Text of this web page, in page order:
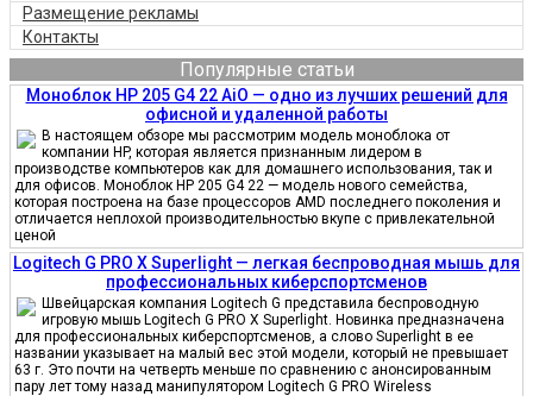
Размещение рекламы
Контакты
Популярные статьи
Моноблок HP 205 G4 22 AiO — одно из лучших решений для
офисной и удаленной работы
В настоящем обзоре мы рассмотрим модель моноблока от
компании HP, которая является признанным лидером в
производстве компьютеров как для домашнего использования, так и
для офисов. Моноблок HP 205 G4 22 — модель нового семейства,
которая построена на базе процессоров AMD последнего поколения и
отличается неплохой производительностью вкупе с привлекательной
ценой
Logitech G PRO X Superlight — легкая беспроводная мышь для
профессиональных киберспортсменов
Швейцарская компания Logitech G представила беспроводную
игровую мышь Logitech G PRO X Superlight. Новинка предназначена
для профессиональных киберспортсменов, а слово Superlight в ее
названии указывает на малый вес этой модели, который не превышает
63 г. Это почти на четверть меньше по сравнению с анонсированным
пару лет тому назад манипулятором Logitech G PRO Wireless